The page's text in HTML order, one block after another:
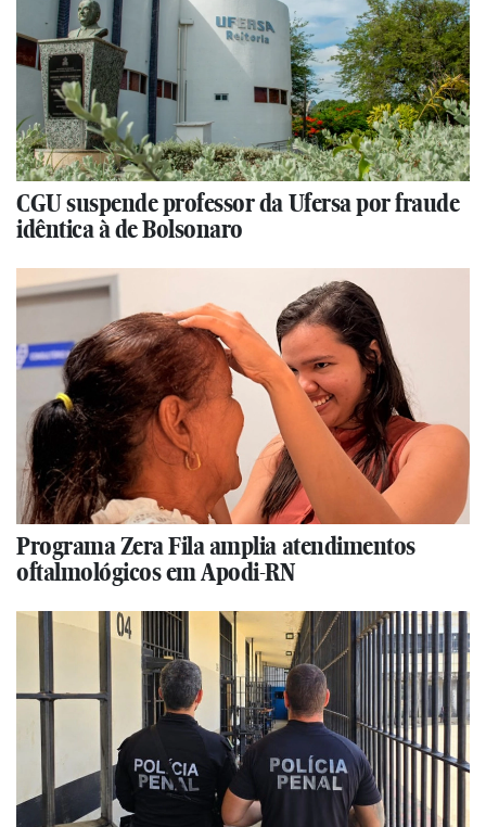
CGU suspende professor da Ufersa por fraude
idêntica à de Bolsonaro
Programa Zera Fila amplia atendimentos
oftalmológicos em Apodi-RN